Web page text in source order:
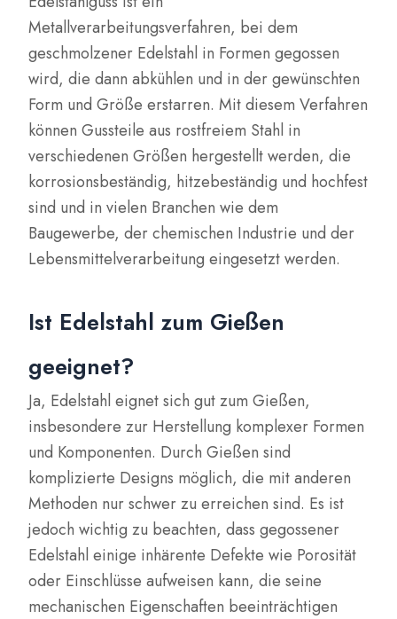
Metallverarbeitungsverfahren, bei dem
geschmolzener Edelstahl in Formen gegossen
wird, die dann abkühlen und in der gewünschten
Form und Größe erstarren. Mit diesem Verfahren
können Gussteile aus rostfreiem Stahl in
verschiedenen Größen hergestellt werden, die
korrosionsbeständig, hitzebeständig und hochfest
sind und in vielen Branchen wie dem
Baugewerbe, der chemischen Industrie und der
Lebensmittelverarbeitung eingesetzt werden.
Ist Edelstahl zum Gießen
geeignet?
Ja, Edelstahl eignet sich gut zum Gießen,
insbesondere zur Herstellung komplexer Formen
und Komponenten. Durch Gießen sind
komplizierte Designs möglich, die mit anderen
Methoden nur schwer zu erreichen sind. Es ist
jedoch wichtig zu beachten, dass gegossener
Edelstahl einige inhärente Defekte wie Porosität
oder Einschlüsse aufweisen kann, die seine
mechanischen Eigenschaften beeinträchtigen